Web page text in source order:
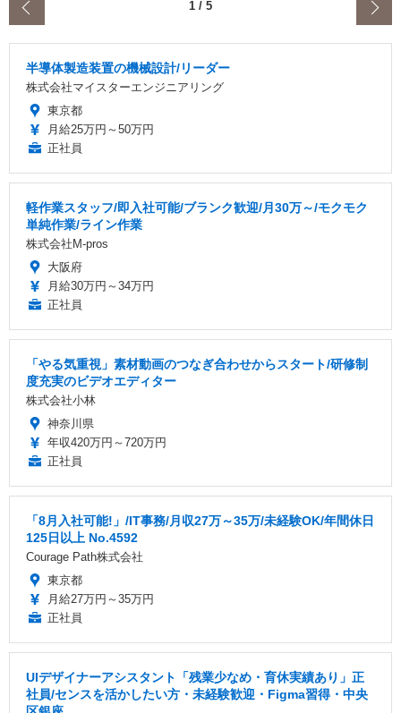
1 / 5
半導体製造装置の機械設計/リーダー
株式会社マイスターエンジニアリング
東京都
月給25万円～50万円
正社員
軽作業スタッフ/即入社可能/ブランク歓迎/月30万～/モクモク
単純作業/ライン作業
株式会社M-pros
大阪府
月給30万円～34万円
正社員
「やる気重視」素材動画のつなぎ合わせからスタート/研修制
度充実のビデオエディター
株式会社小林
神奈川県
年収420万円～720万円
正社員
「8月入社可能!」/IT事務/月収27万～35万/未経験OK/年間休日
125日以上 No.4592
Courage Path株式会社
東京都
月給27万円～35万円
正社員
UIデザイナーアシスタント「残業少なめ・育休実績あり」正
社員/センスを活かしたい方・未経験歓迎・Figma習得・中央